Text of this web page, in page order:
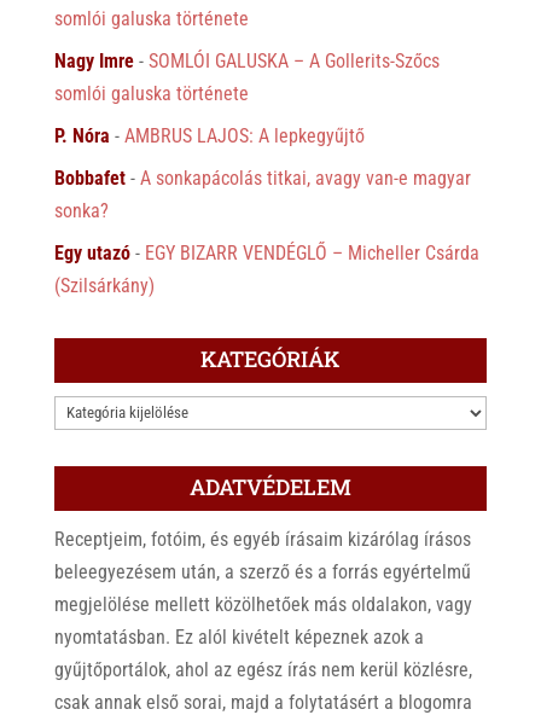
somlói galuska története
Nagy Imre- SOMLÓI GALUSKA – A Gollerits-Szőcs
somlói galuska története
P. Nóra - AMBRUS LAJOS: A lepkegyűjtő
Bobbafet- A sonkapácolás titkai, avagy van-e magyar
sonka?
Egy utazó- EGY BIZARR VENDÉGLŐ – Micheller Csárda
(Szilsárkány)
KATEGÓRIÁK
KATEGÓRIÁK
ADATVÉDELEM
Receptjeim, fotóim, és egyéb írásaim kizárólag írásos
beleegyezésem után, a szerző és a forrás egyértelmű
megjelölése mellett közölhetőek más oldalakon, vagy
nyomtatásban. Ez alól kivételt képeznek azok a
gyűjtőportálok, ahol az egész írás nem kerül közlésre,
csak annak első sorai, majd a folytatásért a blogomra